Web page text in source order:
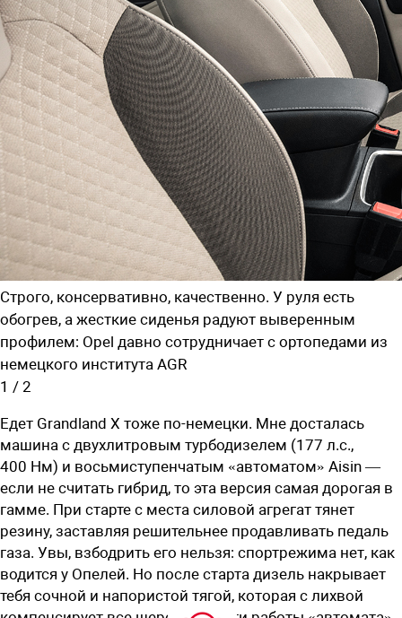
Cтрого, консервативно, качественно. У руля есть
обогрев, а жесткие сиденья радуют выверенным
профилем: Opel давно сотрудничает с ортопедами из
немецкого института AGR
1 / 2
Едет Grandland X тоже по-немецки. Мне досталась
машина с двухлитровым турбодизелем (177 л.с.,
400 Нм) и восьмиступенчатым «автоматом» Aisin —
если не считать гибрид, то эта версия самая дорогая в
гамме. При старте с места силовой агрегат тянет
резину, заставляя решительнее продавливать педаль
газа. Увы, взбодрить его нельзя: спортрежима нет, как
водится у Опелей. Но после старта дизель накрывает
тебя сочной и напористой тягой, которая с лихвой